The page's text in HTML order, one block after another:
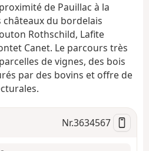
i
n
de Pauillac à la
du bordelais
Rothschild, Lafite
Canet. Le parcours très
de vignes, des bois
par des bovins et offre de
Nr.3634567